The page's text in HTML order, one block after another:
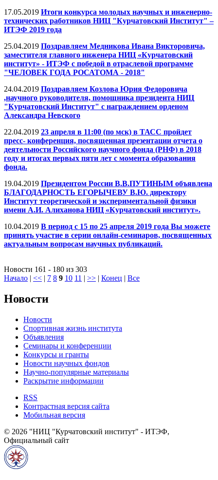
17.05.2019 Итоги конкурса молодых научных и инженерно-
технических работников НИЦ "Курчатовский Институт" –
ИТЭФ 2019 года
25.04.2019 Поздравляем Медникова Ивана Викторовича,
заместителя главного инженера НИЦ «Курчатовский
институт» - ИТЭФ с победой в отраслевой программе
"ЧЕЛОВЕК ГОДА РОСАТОМА - 2018"
24.04.2019 Поздравляем Козлова Юрия Федоровича
,научного руководителя, помощника президента НИЦ
"Курчатовский Институт" с награждением орденом
Александра Невского
22.04.2019 23 апреля в 11:00 (по мск) в ТАСС пройдет
пресс- конференция, посвященная презентации отчета о
деятельности Российского научного фонда (РНФ) в 2018
году и итогах первых пяти лет с момента образования
фонда.
19.04.2019 Президентом России В.В.ПУТИНЫМ объявлена
БЛАГОДАРНОСТЬ ЕГОРЫЧЕВУ В.Ю. директору
Институт теоретической и экспериментальной физики
имени А.И. Алиханова НИЦ «Курчатовский институт».
10.04.2019 В период с 15 по 25 апреля 2019 года Вы можете
принять участие в серии онлайн-семинаров, посвященных
актуальным вопросам научных публикаций.
Новости 161 - 180 из 303
Начало | << | 7 8 9 10 11 | >> | Конец | Все
Новости
Новости
Спортивная жизнь института
Объявления
Семинары и конференции
Конкурсы и гранты
Новости научных фондов
Научно-популярные материалы
Раскрытие информации
RSS
Контрастная версия сайта
Мобильная версия
© 2026 "НИЦ "Курчатовский институт" - ИТЭФ,
Официальный сайт